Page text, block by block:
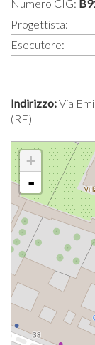
Numero CIG:
Progettista:
Esecutore:
Indirizzo:Via
(RE)
+
-